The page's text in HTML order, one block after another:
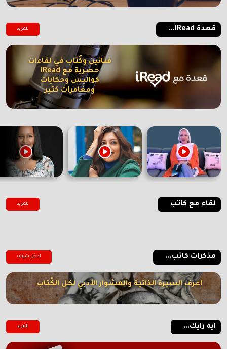
قعدة iRead... للمزيد
فنانين وكُتاب في لقاءات
حصرية مع iRead
كواليس وحكايات
ومغامرات كتير
لقاء مع كاتب للمزيد
مذكرات كاتب... ادخل شوف
اعرف السيرة الذاتية والمشوار الأدبي لكل الكُتاب
ايه رايك... للمزيد